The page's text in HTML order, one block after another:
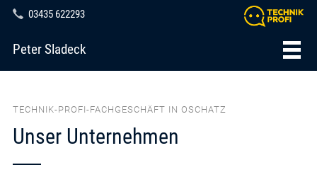
03435 622293
Peter Sladeck
TECHNIK-PROFI-FACHGESCHÄFT IN OSCHATZ
Unser Unternehmen